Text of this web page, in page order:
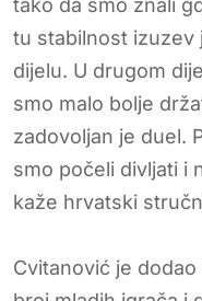
tu stabilnost izuzev
dijelu. U drugom
smo malo bolje
zadovoljan je duel.
smo počeli divljati i
kaže hrvatski
Cvitanović je